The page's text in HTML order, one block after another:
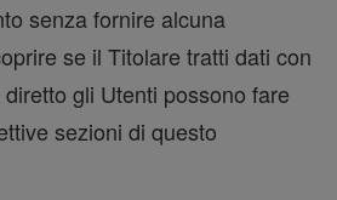
senza fornire alcuna
se il Titolare tratti dati con
gli Utenti possono fare
sezioni di questo